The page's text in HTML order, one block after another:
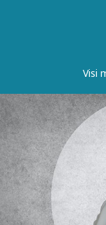
Visi